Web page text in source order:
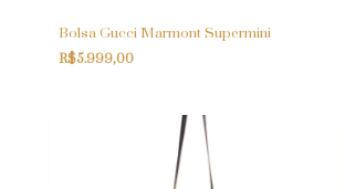
Bolsa Gucci Marmont Supermini
R$5.999,00